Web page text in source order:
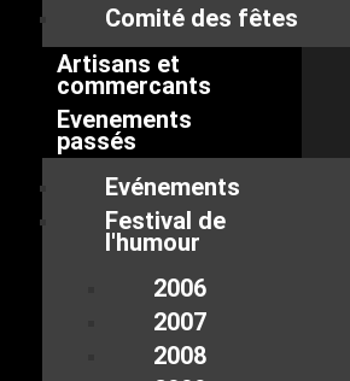
Comité des fêtes
Artisans et
commercants
Evenements
passés
Evénements
Festival de
l'humour
2006
2007
2008